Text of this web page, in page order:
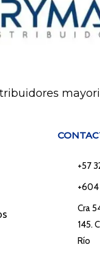
+57
Cra
145.
Río